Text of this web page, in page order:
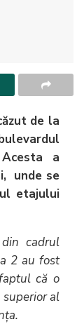
de la
a
unde se
etajului
cadrul
2 au fost
că o
al